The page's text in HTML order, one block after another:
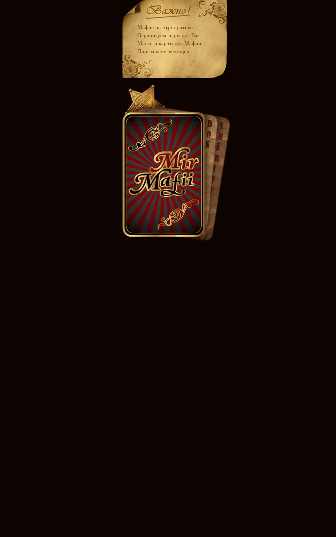
- Мафия на корпоративе
- Огранизуем игры для Вас
- Маски и карты для Мафии
- Приглашаем ведущих